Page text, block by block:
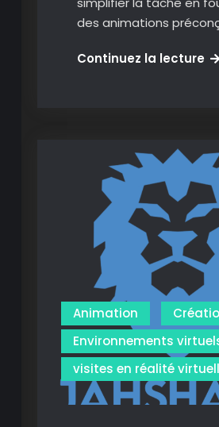
des animations
Continuez la lecture
Animation
Environnements
visites en réalité